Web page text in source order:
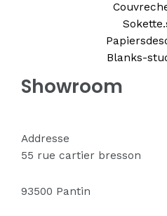
Blanks-
Showroom
Addresse
55 rue cartier bresson
93500 Pantin